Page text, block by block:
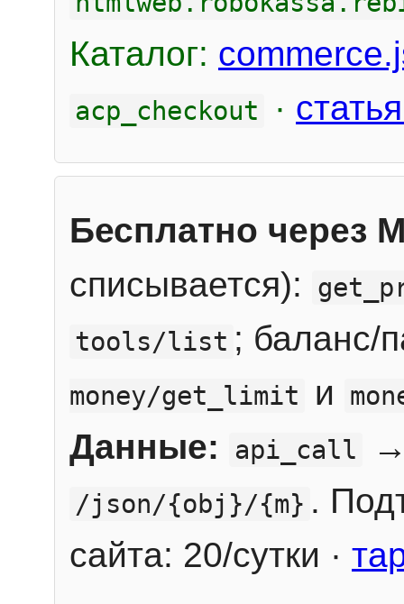
Каталог:
acp_checkout ·
Бесплатно через
списывается):
tools/list ; баланс/
money/get_limit и
Данные: api_call
/json/{obj}/{m} .
сайта: 20/сутки ·